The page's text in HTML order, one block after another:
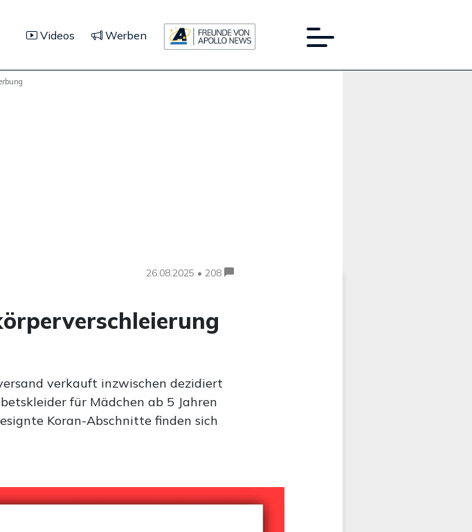
Videos Werben
26.08.2025 • 208
verkauft inzwischen dezidiert
für Mädchen ab 5 Jahren
Koran-Abschnitte finden sich